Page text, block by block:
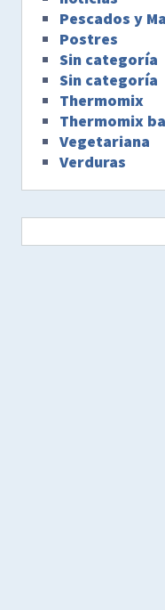
Pescados y
Postres
Sin categoría
Sin categoría
Thermomix
Thermomix
Vegetariana
Verduras